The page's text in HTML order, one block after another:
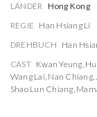
LÄNDER Hong Kong
REGIE Han Hsiang Li
DREHBUCH Han
CAST Kwan Yeung,
Wang Lai, Nan Chiang,
Shao Lun Chiang,